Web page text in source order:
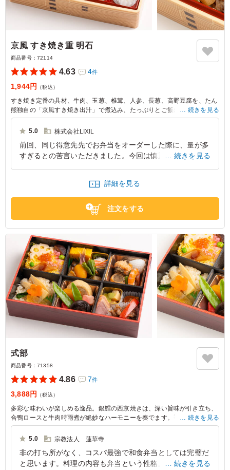
京風 すき焼き重 明石
商品番号： 72114
4.63 4件
1,944円 （税込）
すき焼き定番の具材、牛肉、玉葱、椎茸、人参、長葱、高野豆腐を、たん
熊独自の「京風すき焼き出汁」で煮込み、たっぷりとご飯の上に敷き詰め
ました。上品ながらもしっかりとお口に拡がっていく京風すき焼きの味を
お楽しみ下さい。
続きを見る
5.0 株式会社LIXIL
前回、同じ得意先先でお弁当をオーダーした際に、量が多
すぎるとの苦言いただきました。今回は慎重に選んだ結
です。今後とも宜しくお願い致します。
東京都府中市分梅町
続きを見る
詳細を見る
注文をする
式部
商品番号： 71358
4.86 7件
3,888円 （税込）
多彩な味わいが楽しめる逸品。銀鱈の西京焼きは、深い旨味が引き立ち、
合鴨ロースと牛肉時雨煮が絶妙なハーモニーを奏でます。季節感あふれる
南瓜煮や茄子オランダ煮も魅力的。厳選された季節の海の幸・山の幸を丹
念に調理して、贅沢に盛り合わせた豪華弁当です。
※副菜の「子持ち昆布」は6月1日から「数の子松前漬け」となります。
続きを見る
5.0 宗教法人 蓮華寺
非の打ち所がなく、コスパ最強で和食弁当としては完璧だ
と思います。料理の内容も弁当という性格上、安全性が考
続きを見る